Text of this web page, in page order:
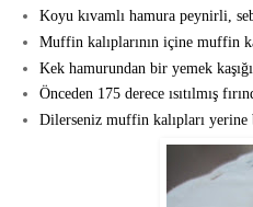
Koyu kıvamlı hamura peynirli,
Muffin kalıplarının içine muffin
Kek hamurundan bir yemek
Önceden 175 derece ısıtılmış
Dilerseniz muffin kalıpları yerine